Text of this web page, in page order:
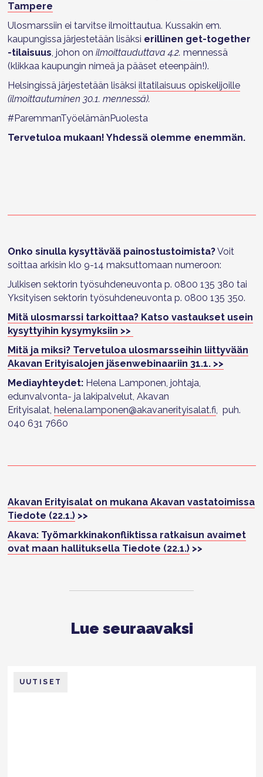
Tampere
Ulosmarssiin ei tarvitse ilmoittautua. Kussakin em.
kaupungissa järjestetään lisäksi erillinen get-together
-tilaisuus, johon on ilmoittauduttava 4.2. mennessä
(klikkaa kaupungin nimeä ja pääset eteenpäin!).
Helsingissä järjestetään lisäksi iltatilaisuus opiskelijoille
(ilmoittautuminen 30.1. mennessä).
#ParemmanTyöelämänPuolesta
Tervetuloa mukaan! Yhdessä olemme enemmän.
Onko sinulla kysyttävää painostustoimista?Voit
soittaa arkisin klo 9-14 maksuttomaan numeroon:
Julkisen sektorin työsuhdeneuvonta p. 0800 135 380 tai
Yksityisen sektorin työsuhdeneuvonta p. 0800 135 350.
Mitä ulosmarssi tarkoittaa? Katso vastaukset usein
kysyttyihin kysymyksiin >>
Mitä ja miksi? Tervetuloa ulosmarsseihin liittyvään
Akavan Erityisalojen jäsenwebinaariin 31.1. >>
Mediayhteydet:Helena Lamponen, johtaja,
edunvalvonta- ja lakipalvelut, Akavan
Erityisalat, helena.lamponen@akavanerityisalat.fi, puh.
040 631 7660
Akavan Erityisalat on mukana Akavan vastatoimissa
Tiedote (22.1.)>>
Akava: Työmarkkinakonfliktissa ratkaisun avaimet
ovat maan hallituksella Tiedote (22.1.)>>
Lue seuraavaksi
UUTISET